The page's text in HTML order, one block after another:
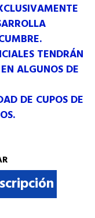
TENDRÁN
ALGUNOS DE
DE CUPOS DE